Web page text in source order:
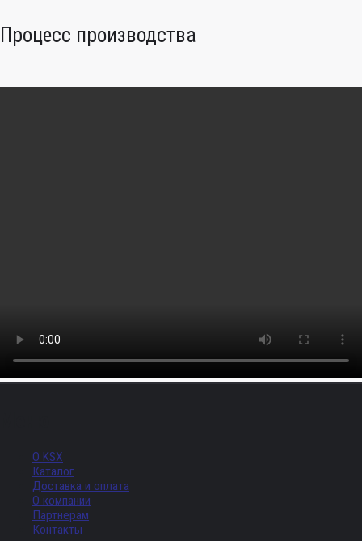
Процесс производства
О KSX
Каталог
Доставка и оплата
О компании
Партнерам
Контакты